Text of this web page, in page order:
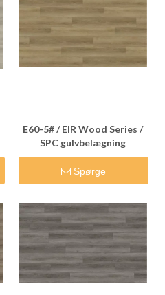
E60-5# / EIR Wood Series /
SPC gulvbelægning
Spørge